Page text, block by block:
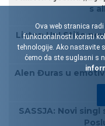
s
Listen Up! Stiže
Alen Đuras u
SASSJA: Novi singl
Ova web stranica
funkcionalnosti koristi
tehnologije. Ako nastavite
ćemo da ste suglasni s